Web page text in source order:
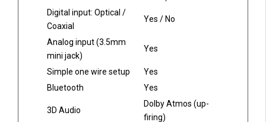
Digital input: Optical /
Coaxial
Yes / No
Analog input (3.5mm
mini jack)
Yes
Simple one wire setup
Yes
Bluetooth
Yes
3D Audio
Dolby Atmos (up-
firing)